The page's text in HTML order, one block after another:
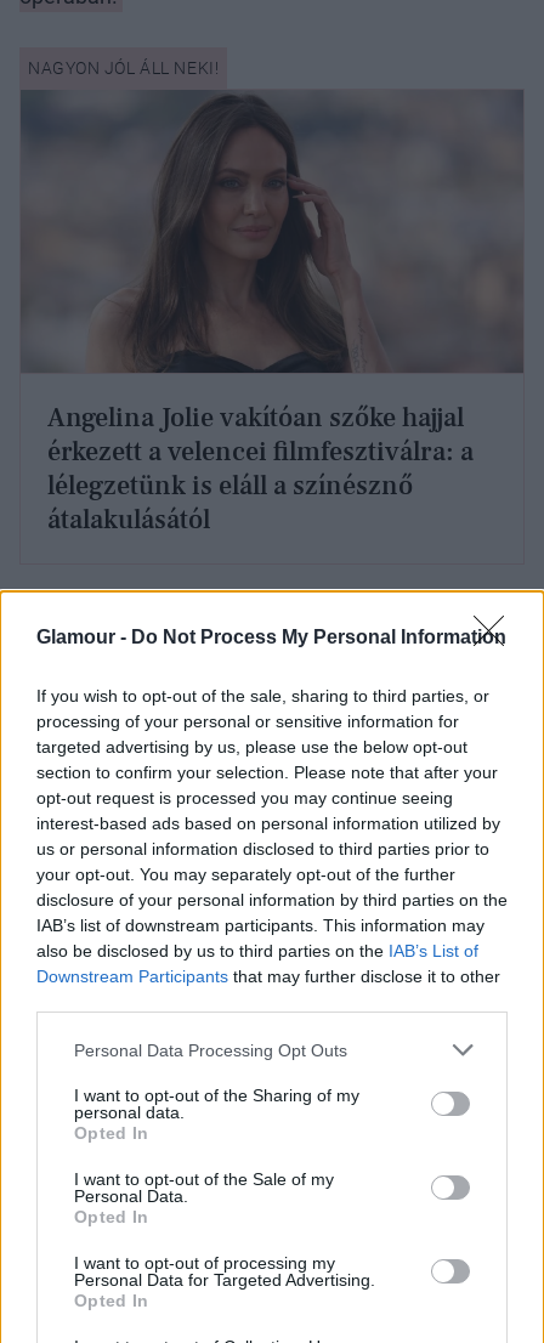
Glamour - Do Not Process My Personal Information
If you wish to opt-out of the sale, sharing to third parties, or
processing of your personal or sensitive information for
targeted advertising by us, please use the below opt-out
section to confirm your selection. Please note that after your
opt-out request is processed you may continue seeing
interest-based ads based on personal information utilized by
us or personal information disclosed to third parties prior to
your opt-out. You may separately opt-out of the further
disclosure of your personal information by third parties on the
IAB’s list of downstream participants. This information may
also be disclosed by us to third parties on the IAB’s List of
Downstream Participants that may further disclose it to other
Please note that this website/app uses one or more Google
not limited to your visit or usage behaviour. You may click to
grant or deny consent to Google and its third-party tags to
use your data for below specified purposes in below Google
consent section.
Personal Data Processing Opt Outs
I want to opt-out of the Sharing of my
personal data.
Opted In
I want to opt-out of the Sale of my
Personal Data.
Opted In
I want to opt-out of processing my
Personal Data for Targeted Advertising.
Opted In
Angelina Jolie vakítóan szőke hajjal
érkezett a velencei filmfesztiválra: a
lélegzetünk is eláll a színésznő
átalakulásától
Az 1950-es években minden valamirevaló operaház
színpadán megfordult: énekelt a milánói La
Scalában, a londoni Royal Opera House-ban, a
chicagói Lyric Theatre-ben vagy a New York-i
Metropolitan Operában. Maria soha nem érte be az
egyszerű szerepekkel, s hamarosan híressé vált a
hibátlan, bel canto éneklési technikájáról, melynek
lényege a tökéletes dallamformálás. Az e stílusban
írt operákban a dalszerzők hangszerként tekintettek
az énekhangra – Maria Callas esetében pedig
nagyon nem álltak távol a valóságtól.
A megismételhetetlen
hang
A film Maria Callas utolsó perceivel és a fekete-
fehérben a kamerába éneklő operacsillaggal nyit.
Kezdetben Angelina Jolie-t látod és Maria Callas
hangját hallod – elsőre ledobja az éneket a
megismerjük Mariát, egyre többször látjuk Jolie-t az
énekesnőként előadás közben a színpadon, és
eljutunk odáig, hogy Jolie-t szinte megszállja La
Divina szelleme.